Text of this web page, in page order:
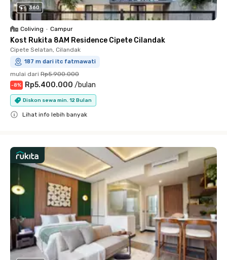
360
Coliving • Campur
Kost Rukita 8AM Residence Cipete Cilandak
Cipete Selatan, Cilandak
187 m dari itc fatmawati
mulai dari Rp5.900.000
-8% Rp5.400.000 /bulan
Diskon sewa min. 12 Bulan
Lihat info lebih banyak